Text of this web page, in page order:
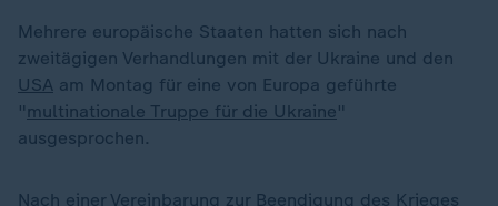
Mehrere europäische Staaten hatten sich nach
zweitägigen Verhandlungen mit der Ukraine und den
USA am Montag für eine von Europa geführte
" multinationale Truppe für die Ukraine"
ausgesprochen.
Nach einer Vereinbarung zur Beendigung des Krieges